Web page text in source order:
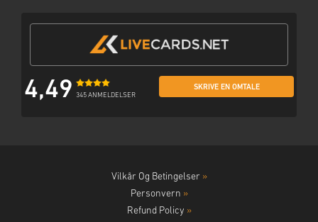
4,49 345 ANMELDELSER
SKRIVE EN OMTALE
Vilkår Og Betingelser »
Personvern »
Refund Policy »